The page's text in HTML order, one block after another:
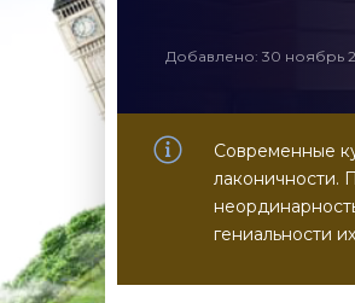
Добавлено: 30 ноябрь
Современные
лаконичности.
гениальности